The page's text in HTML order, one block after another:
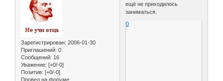
Зарегистрирован: 2006-01-30
Приглашений: 0
Сообщений: 16
Уважение: [+0/-0]
Позитив: [+0/-0]
Провел на форуме:
ещё не приходилось
заниматься.
0